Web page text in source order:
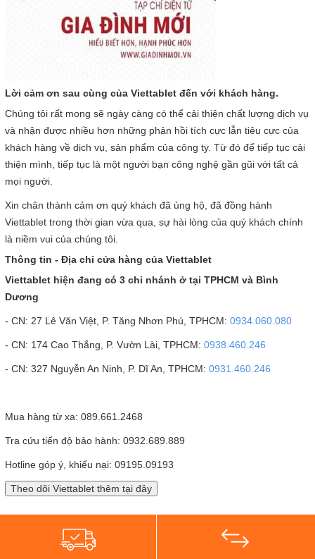
Lời cảm ơn sau cùng của Viettablet đến với khách hàng.
Chúng tôi rất mong sẽ ngày càng có thể cải thiện chất lượng dịch vụ
và nhận được nhiều hơn những phản hồi tích cực lẫn tiêu cực của
khách hàng về dịch vụ, sản phẩm của công ty. Từ đó để tiếp tục cải
thiện mình, tiếp tục là một người bạn công nghệ gần gũi với tất cả
mọi người.
Xin chân thành cảm ơn quý khách đã ủng hộ, đã đồng hành
Viettablet trong thời gian vừa qua, sự hài lòng của quý khách chính
là niềm vui của chúng tôi.
Thông tin - Địa chỉ cửa hàng của Viettablet
Viettablet hiện đang có 3 chi nhánh ở tại TPHCM và Bình
Dương
- CN: 27 Lê Văn Việt, P. Tăng Nhơn Phú, TPHCM: 0934.060.080
- CN: 174 Cao Thắng, P. Vườn Lài, TPHCM: 0938.460.246
- CN: 327 Nguyễn An Ninh, P. Dĩ An, TPHCM: 0931.460.246
Mua hàng từ xa: 089.661.2468
Tra cứu tiến độ bảo hành: 0932.689.889
Hotline góp ý, khiếu nại: 09195.09193